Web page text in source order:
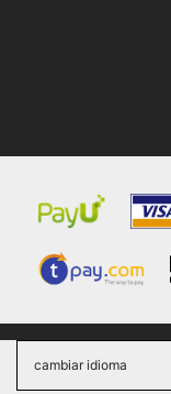
cambiar idioma